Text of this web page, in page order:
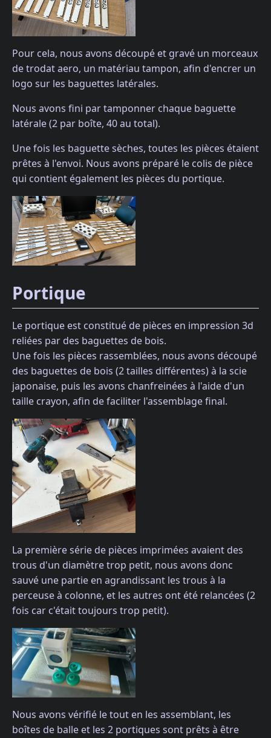
Pour cela, nous avons découpé et gravé un morceaux
de trodat aero, un matériau tampon, afin d'encrer un
logo sur les baguettes latérales.
Nous avons fini par tamponner chaque baguette
latérale (2 par boîte, 40 au total).
Une fois les baguette sèches, toutes les pièces étaient
prêtes à l'envoi. Nous avons préparé le colis de pièce
qui contient également les pièces du portique.
Portique
Le portique est constitué de pièces en impression 3d
reliées par des baguettes de bois.
Une fois les pièces rassemblées, nous avons découpé
des baguettes de bois (2 tailles différentes) à la scie
japonaise, puis les avons chanfreinées à l'aide d'un
taille crayon, afin de faciliter l'assemblage final.
La première série de pièces imprimées avaient des
trous d'un diamètre trop petit, nous avons donc
sauvé une partie en agrandissant les trous à la
perceuse à colonne, et les autres ont été relancées (2
fois car c'était toujours trop petit).
Nous avons vérifié le tout en les assemblant, les
boîtes de balle et les 2 portiques sont prêts à être